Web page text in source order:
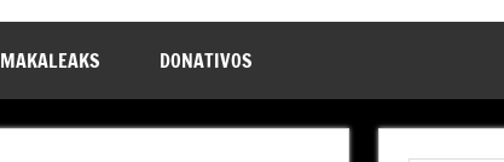
MAKALEAKS DONATIVOS